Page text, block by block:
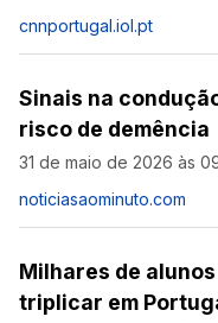
cnnportugal.iol.pt
Sinais na
risco de demência
31 de maio de 2026 às
noticiasaominuto.com
Milhares de
triplicar em